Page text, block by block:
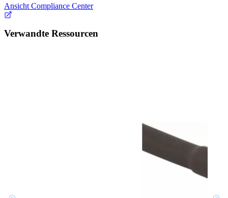
Ansicht Compliance Center
Verwandte Ressourcen